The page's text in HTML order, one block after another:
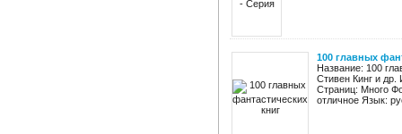
100 главных
Название: 100
Стивен Кинг и др.
Страниц: Много
отличное Язык: